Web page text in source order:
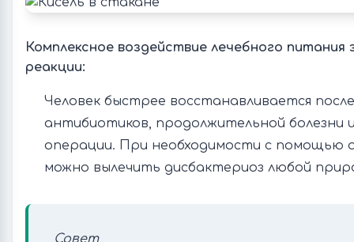
Комплексное воздействие лечебного питания
реакции:
Человек быстрее восстанавливается
антибиотиков, продолжительной болезни
операции. При необходимости с помощью
можно вылечить дисбактериоз любой
Совет